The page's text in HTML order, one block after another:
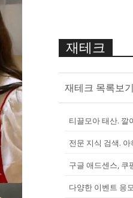
재테크
재테크 목록보기
전문 지식 검색.
구글 애드센스, 쿠
다양한 이벤트 응